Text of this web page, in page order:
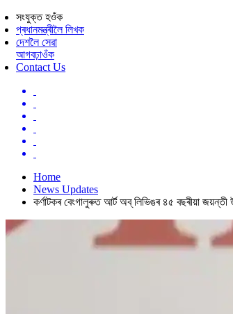
সংযুক্ত হওঁক
প্ৰধানমন্ত্ৰীলৈ লিখক
দেশলৈ সেৱা
আগবঢ়াওঁক
Contact Us
Home
News Updates
কৰ্ণাটকৰ বেংগালুৰুত আৰ্ট অব্ লিভিঙৰ ৪৫ বছৰীয়া জয়ন্তী